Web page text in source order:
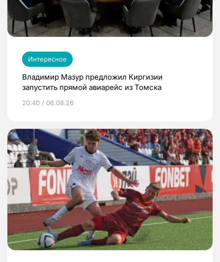
Интересное
Владимир Мазур предложил Киргизии
запустить прямой авиарейс из Томска
20:40 / 06.08.26